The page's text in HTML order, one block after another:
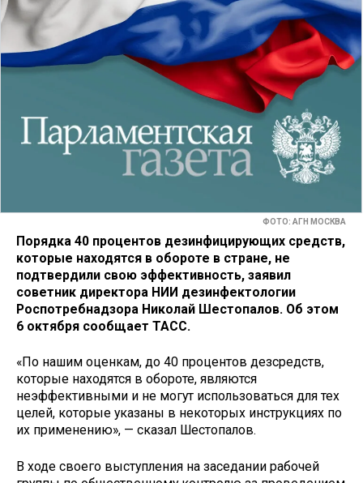
ФОТО: АГН МОСКВА
Порядка 40 процентов дезинфицирующих средств,
которые находятся в обороте в стране, не
подтвердили свою эффективность, заявил
советник директора НИИ дезинфектологии
Роспотребнадзора Николай Шестопалов. Об этом
6 октября сообщает ТАСС.
«По нашим оценкам, до 40 процентов дезсредств,
которые находятся в обороте, являются
неэффективными и не могут использоваться для тех
целей, которые указаны в некоторых инструкциях по
их применению», — сказал Шестопалов.
В ходе своего выступления на заседании рабочей